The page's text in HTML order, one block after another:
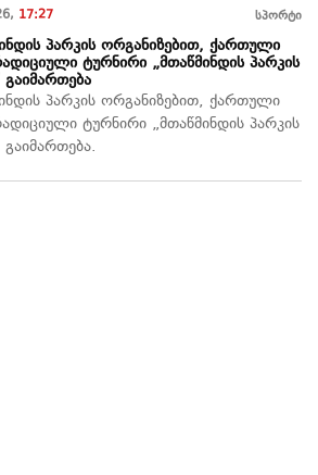
17:27 სპორტი
პარკის ორგანიზებით, ქართული
ტურნირი „მთაწმინდის პარკის
პარკის ორგანიზებით, ქართული
ტურნირი „მთაწმინდის პარკის